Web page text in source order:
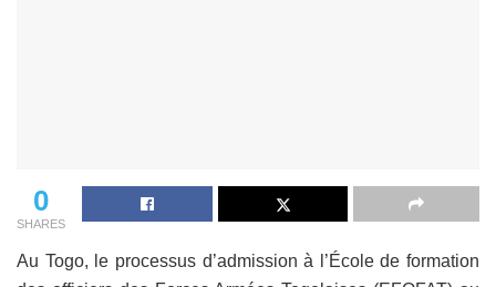
0
SHARES
Au Togo, le processus d’admission à l’École de formation